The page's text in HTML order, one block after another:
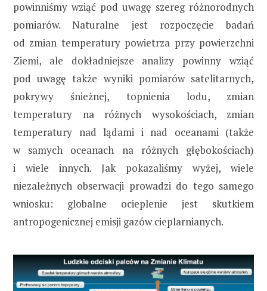
powinniśmy wziąć pod uwagę szereg różnorodnych
pomiarów. Naturalne jest rozpoczęcie badań
od zmian temperatury powietrza przy powierzchni
Ziemi, ale dokładniejsze analizy powinny wziąć
pod uwagę także wyniki pomiarów satelitarnych,
pokrywy śnieżnej, topnienia lodu, zmian
temperatury na różnych wysokościach, zmian
temperatury nad lądami i nad oceanami (także
w samych oceanach na różnych głębokościach)
i wiele innych. Jak pokazaliśmy wyżej, wiele
niezależnych obserwacji prowadzi do tego samego
wniosku: globalne ocieplenie jest skutkiem
antropogenicznej emisji gazów cieplarnianych.